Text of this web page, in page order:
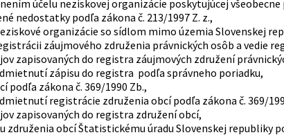
účelu neziskovej organizácie poskytujúcej
nedostatky podľa zákona č. 213/1997 Z. z.,
organizácie so sídlom mimo územia Slovenskej
záujmového združenia právnických osôb a vedie
zapisovaných do registra záujmových združení
zápisu do registra podľa správneho poriadku,
podľa zákona č. 369/1990 Zb.,
registrácie združenia obcí podľa zákona č. 369/
zapisovaných do registra združení obcí,
združenia obcí Štatistickému úradu Slovenskej republiky